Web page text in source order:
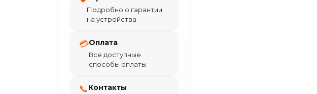
Подробно о гарантии
на устройства
💳Оплата
Все доступные
способы оплаты
📞Контакты